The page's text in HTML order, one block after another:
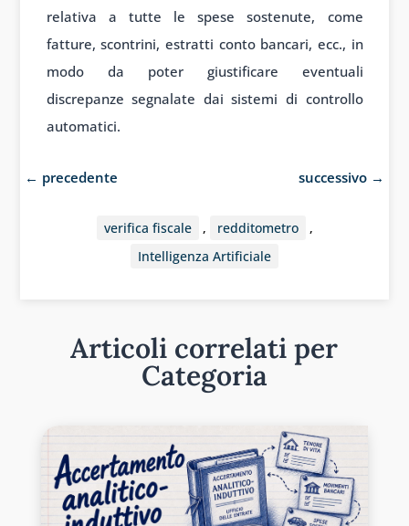
relativa a tutte le spese sostenute, come
fatture, scontrini, estratti conto bancari, ecc., in
modo da poter giustificare eventuali
discrepanze segnalate dai sistemi di controllo
automatici.
← precedente successivo →
verifica fiscale , redditometro
,
Intelligenza Artificiale
Articoli correlati per
Categoria